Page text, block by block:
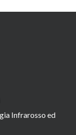
Infrarosso ed